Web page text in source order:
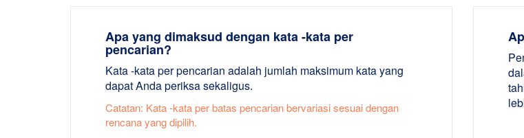
Apa yang dimaksud dengan kata -kata per
pencarian?
Kata -kata per pencarian adalah jumlah maksimum kata yang
dapat Anda periksa sekaligus.
Catatan: Kata -kata per batas pencarian bervariasi sesuai dengan
rencana yang dipilih.